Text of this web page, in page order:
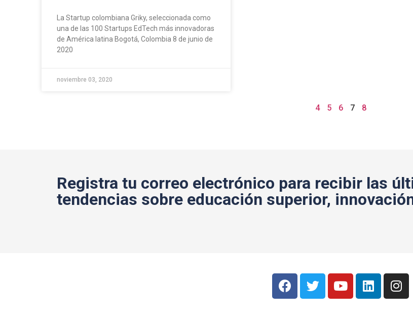
La Startup colombiana Griky, seleccionada como
una de las 100 Startups EdTech más innovadoras
de América latina Βogotá, Colombia 8 de junio de
2020
noviembre 03, 2020
4 5 6 7 8
Registra tu correo electrónico para recibir las
tendencias sobre educación superior,